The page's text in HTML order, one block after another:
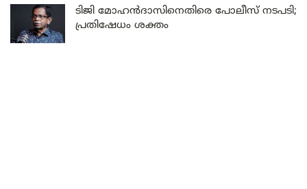
ടിജി മോഹൻദാസിനെതിരെ പോലീസ് നടപടി;
പ്രതിഷേധം ശക്തം